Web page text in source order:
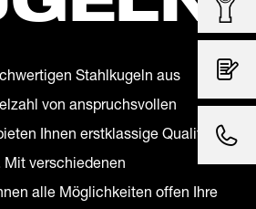
Stahlkugeln aus
von anspruchsvollen
Ihnen erstklassige Qualität
Mit verschiedenen
alle Möglichkeiten offen Ihre